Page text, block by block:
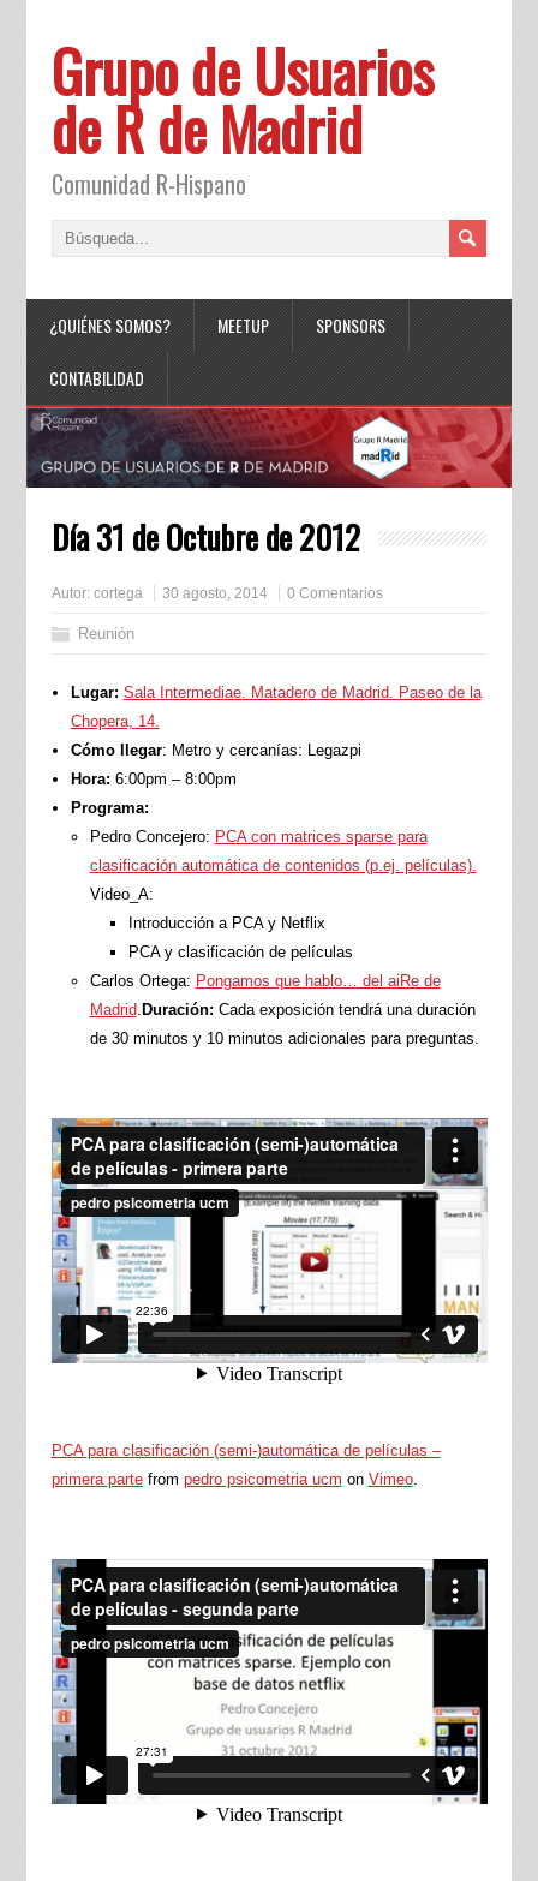
Grupo de Usuarios
de R de Madrid
Comunidad R-Hispano
¿QUIÉNES SOMOS? MEETUP SPONSORS
CONTABILIDAD
Día 31 de Octubre de 2012
Autor: cortega 30 agosto, 2014 0 Comentarios
Reunión
Lugar: Sala Intermediae. Matadero de Madrid. Paseo de la
Chopera, 14.
Cómo llegar: Metro y cercanías: Legazpi
Hora: 6:00pm – 8:00pm
Programa:
Pedro Concejero: PCA con matrices sparse para
clasificación automática de contenidos (p.ej. películas).
Video_A:
Introducción a PCA y Netflix
PCA y clasificación de películas
Carlos Ortega: Pongamos que hablo… del aiRe de
Madrid. Duración: Cada exposición tendrá una duración
de 30 minutos y 10 minutos adicionales para preguntas.
PCA para clasificación (semi-)automática de películas –
primera partefrom pedro psicometria ucm on Vimeo.